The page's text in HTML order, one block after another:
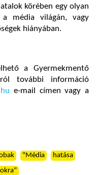
körében egy olyan
média világán, vagy
hiányában.
a Gyermekmentő
további információ
e-mail címen vagy a
"Média
hatása